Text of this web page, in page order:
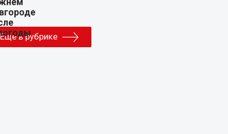
Еще в рубрике